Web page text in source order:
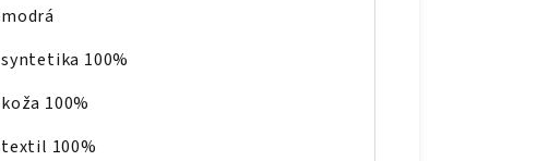
modrá
syntetika 100%
koža 100%
textil 100%